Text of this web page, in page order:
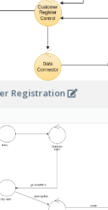
Registration